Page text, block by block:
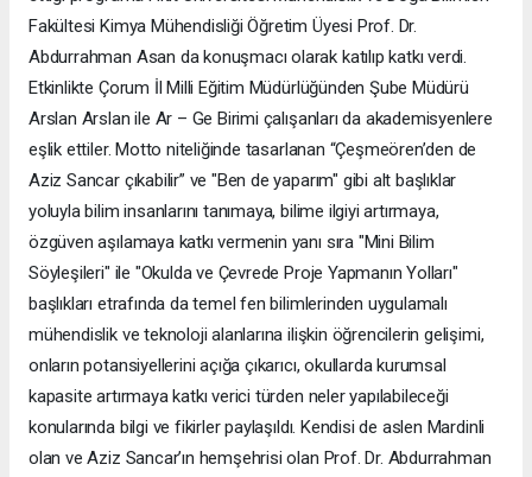
Fakültesi Kimya Mühendisliği Öğretim Üyesi Prof. Dr.
Abdurrahman Asan da konuşmacı olarak katılıp katkı verdi.
Etkinlikte Çorum İl Milli Eğitim Müdürlüğünden Şube Müdürü
Arslan Arslan ile Ar – Ge Birimi çalışanları da akademisyenlere
eşlik ettiler. Motto niteliğinde tasarlanan “Çeşmeören’den de
Aziz Sancar çıkabilir” ve "Ben de yaparım" gibi alt başlıklar
yoluyla bilim insanlarını tanımaya, bilime ilgiyi artırmaya,
özgüven aşılamaya katkı vermenin yanı sıra "Mini Bilim
Söyleşileri" ile "Okulda ve Çevrede Proje Yapmanın Yolları"
başlıkları etrafında da temel fen bilimlerinden uygulamalı
mühendislik ve teknoloji alanlarına ilişkin öğrencilerin gelişimi,
onların potansiyellerini açığa çıkarıcı, okullarda kurumsal
kapasite artırmaya katkı verici türden neler yapılabileceği
konularında bilgi ve fikirler paylaşıldı. Kendisi de aslen Mardinli
olan ve Aziz Sancar’ın hemşehrisi olan Prof. Dr. Abdurrahman